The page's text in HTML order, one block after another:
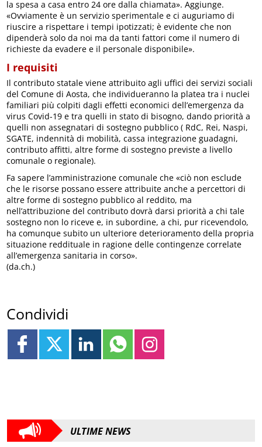
la spesa a casa entro 24 ore dalla chiamata». Aggiunge.
«Ovviamente è un servizio sperimentale e ci auguriamo di
riuscire a rispettare i tempi ipotizzati; è evidente che non
dipenderà solo da noi ma da tanti fattori come il numero di
richieste da evadere e il personale disponibile».
I requisiti
Il contributo statale viene attribuito agli uffici dei servizi sociali
del Comune di Aosta, che individueranno la platea tra i nuclei
familiari più colpiti dagli effetti economici dell’emergenza da
virus Covid-19 e tra quelli in stato di bisogno, dando priorità a
quelli non assegnatari di sostegno pubblico ( RdC, Rei, Naspi,
SGATE, indennità di mobilità, cassa integrazione guadagni,
contributo affitti, altre forme di sostegno previste a livello
comunale o regionale).
Fa sapere l’amministrazione comunale che «ciò non esclude
che le risorse possano essere attribuite anche a percettori di
altre forme di sostegno pubblico al reddito, ma
nell’attribuzione del contributo dovrà darsi priorità a chi tale
sostegno non lo riceve e, in subordine, a chi, pur ricevendolo,
ha comunque subito un ulteriore deterioramento della propria
situazione reddituale in ragione delle contingenze correlate
all’emergenza sanitaria in corso».
(da.ch.)
Condividi
ULTIME NEWS